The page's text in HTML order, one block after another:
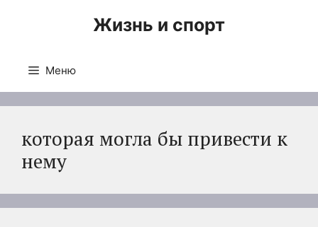
Жизнь и спорт
Меню
которая могла бы привести к
нему